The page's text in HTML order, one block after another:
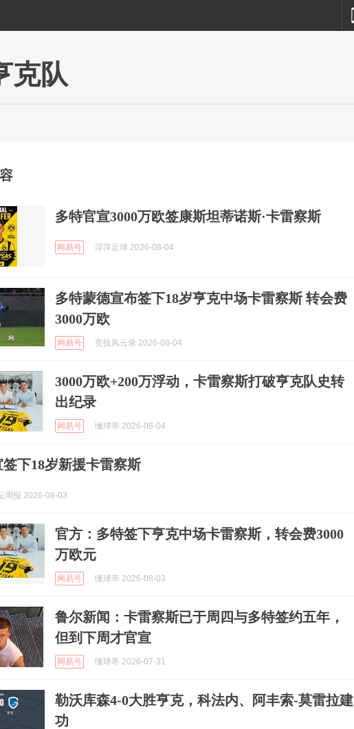
克队
多特官宣3000万欧签康斯坦蒂诺斯·卡雷察斯
网易号 浮萍足球 2026-08-04
多特蒙德宣布签下18岁亨克中场卡雷察斯 转会费
3000万欧
网易号 竞技风云录 2026-08-04
3000万欧+200万浮动，卡雷察斯打破亨克队史转
出纪录
网易号 懂球帝 2026-08-04
下18岁新援卡雷察斯
周报 2026-08-03
官方：多特签下亨克中场卡雷察斯，转会费3000
万欧元
网易号 懂球帝 2026-08-03
鲁尔新闻：卡雷察斯已于周四与多特签约五年，
但到下周才官宣
网易号 懂球帝 2026-07-31
勒沃库森4-0大胜亨克，科法内、阿丰索-莫雷拉建
功